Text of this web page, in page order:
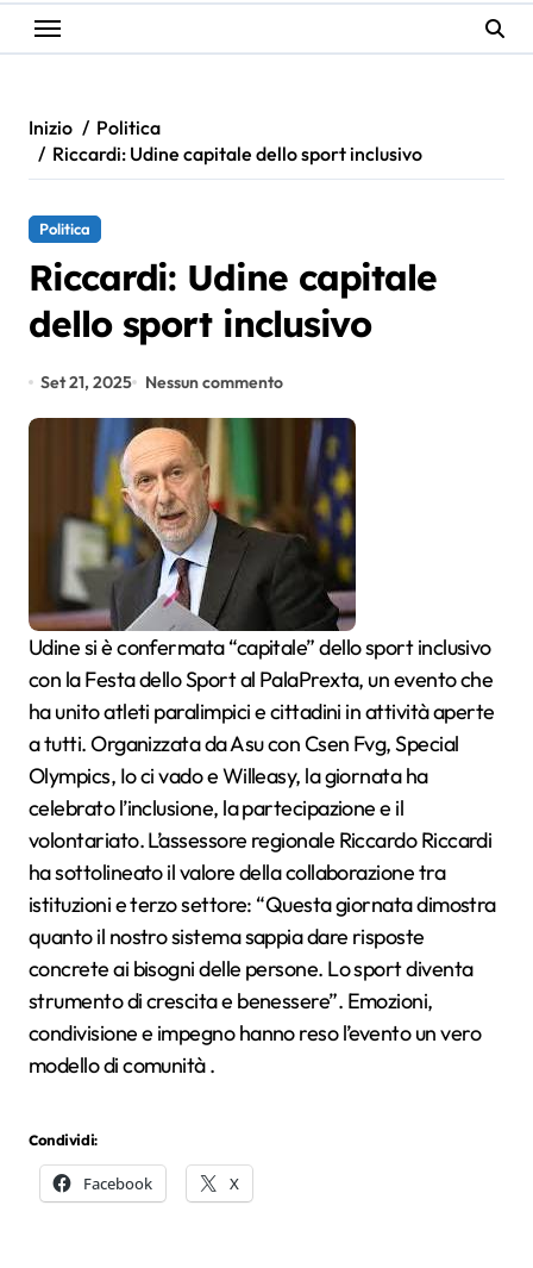
Inizio
Politica
Riccardi: Udine capitale dello sport inclusivo
Politica
Riccardi: Udine capitale
dello sport inclusivo
Set 21, 2025 Nessun commento
Udine si è confermata “capitale” dello sport inclusivo
con la Festa dello Sport al PalaPrexta, un evento che
ha unito atleti paralimpici e cittadini in attività aperte
a tutti. Organizzata da Asu con Csen Fvg, Special
Olympics, Io ci vado e Willeasy, la giornata ha
celebrato l’inclusione, la partecipazione e il
volontariato. L’assessore regionale Riccardo Riccardi
ha sottolineato il valore della collaborazione tra
istituzioni e terzo settore: “Questa giornata dimostra
quanto il nostro sistema sappia dare risposte
concrete ai bisogni delle persone. Lo sport diventa
strumento di crescita e benessere”. Emozioni,
condivisione e impegno hanno reso l’evento un vero
modello di comunità .
Condividi:
Facebook X